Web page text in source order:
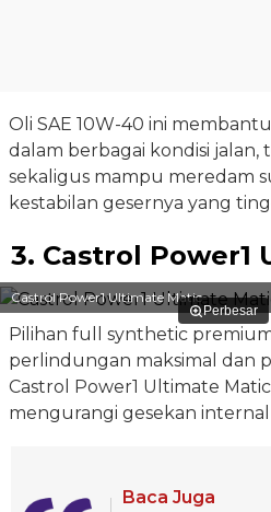
Oli SAE 10W-40 ini
dalam berbagai kondisi jalan,
sekaligus mampu meredam
kestabilan gesernya yang
3. Castrol Power1
Perbesar
Castrol Power1 Ultimate Matic
Pilihan full synthetic
perlindungan maksimal dan
Castrol Power1 Ultimate
mengurangi gesekan internal
Baca Juga